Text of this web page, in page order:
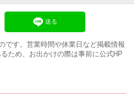
送る
です。営業時間や休業日など掲載情報
ため、お出かけの際は事前に公式HP